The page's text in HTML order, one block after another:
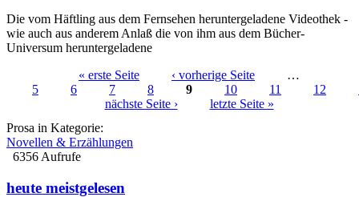
Die vom Häftling aus dem Fernsehen heruntergeladene Videothek -
wie auch aus anderem Anlaß die von ihm aus dem Bücher-
Universum heruntergeladene
Seiten
« erste Seite ‹ vorherige Seite
…
5
6 7 8 9 10 11 12
nächste Seite ›
letzte Seite »
Prosa in Kategorie:
Novellen & Erzählungen
6356 Aufrufe
heute meistgelesen